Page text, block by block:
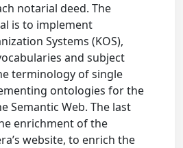
notarial deed. The
is to implement
Systems (KOS),
and subject
terminology of single
ontologies for the
Semantic Web. The last
enrichment of the
website, to enrich the